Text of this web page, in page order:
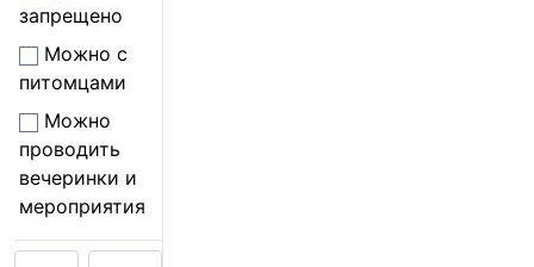
запрещено
Можно с
питомцами
Можно
проводить
вечеринки и
мероприятия